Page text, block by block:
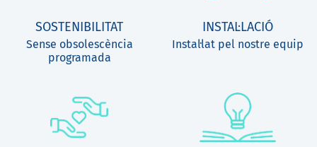
SOSTENIBILITAT
Sense obsolescència
programada
INSTAL·LACIÓ
Instal·lat pel nostre equip